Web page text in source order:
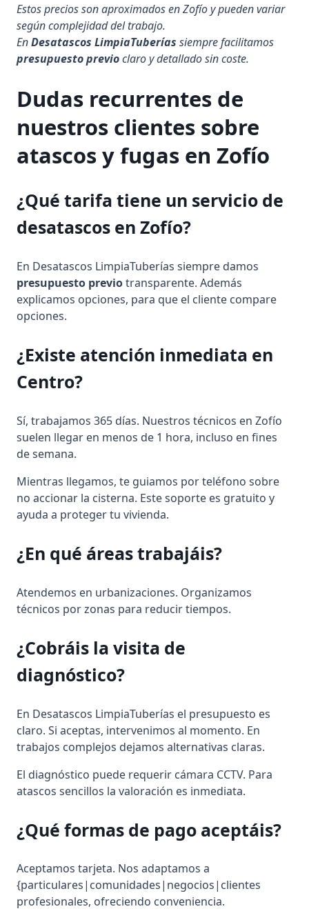
Estos precios son aproximados en Zofío y pueden variar
según complejidad del trabajo.
EnDesatascos LimpiaTuberías siempre facilitamos
presupuesto previoclaro y detallado sin coste.
Dudas recurrentes de
nuestros clientes sobre
atascos y fugas en Zofío
¿Qué tarifa tiene un servicio de
desatascos en Zofío?
En Desatascos LimpiaTuberías siempre damos
presupuesto previotransparente. Además
explicamos opciones, para que el cliente compare
opciones.
¿Existe atención inmediata en
Centro?
Sí, trabajamos 365 días. Nuestros técnicos en Zofío
suelen llegar en menos de 1 hora, incluso en fines
de semana.
Mientras llegamos, te guiamos por teléfono sobre
no accionar la cisterna. Este soporte es gratuito y
ayuda a proteger tu vivienda.
¿En qué áreas trabajáis?
Atendemos en urbanizaciones. Organizamos
técnicos por zonas para reducir tiempos.
¿Cobráis la visita de
diagnóstico?
En Desatascos LimpiaTuberías el presupuesto es
claro. Si aceptas, intervenimos al momento. En
trabajos complejos dejamos alternativas claras.
El diagnóstico puede requerir cámara CCTV. Para
atascos sencillos la valoración es inmediata.
¿Qué formas de pago aceptáis?
Aceptamos tarjeta. Nos adaptamos a
{particulares|comunidades|negocios|clientes
profesionales, ofreciendo conveniencia.